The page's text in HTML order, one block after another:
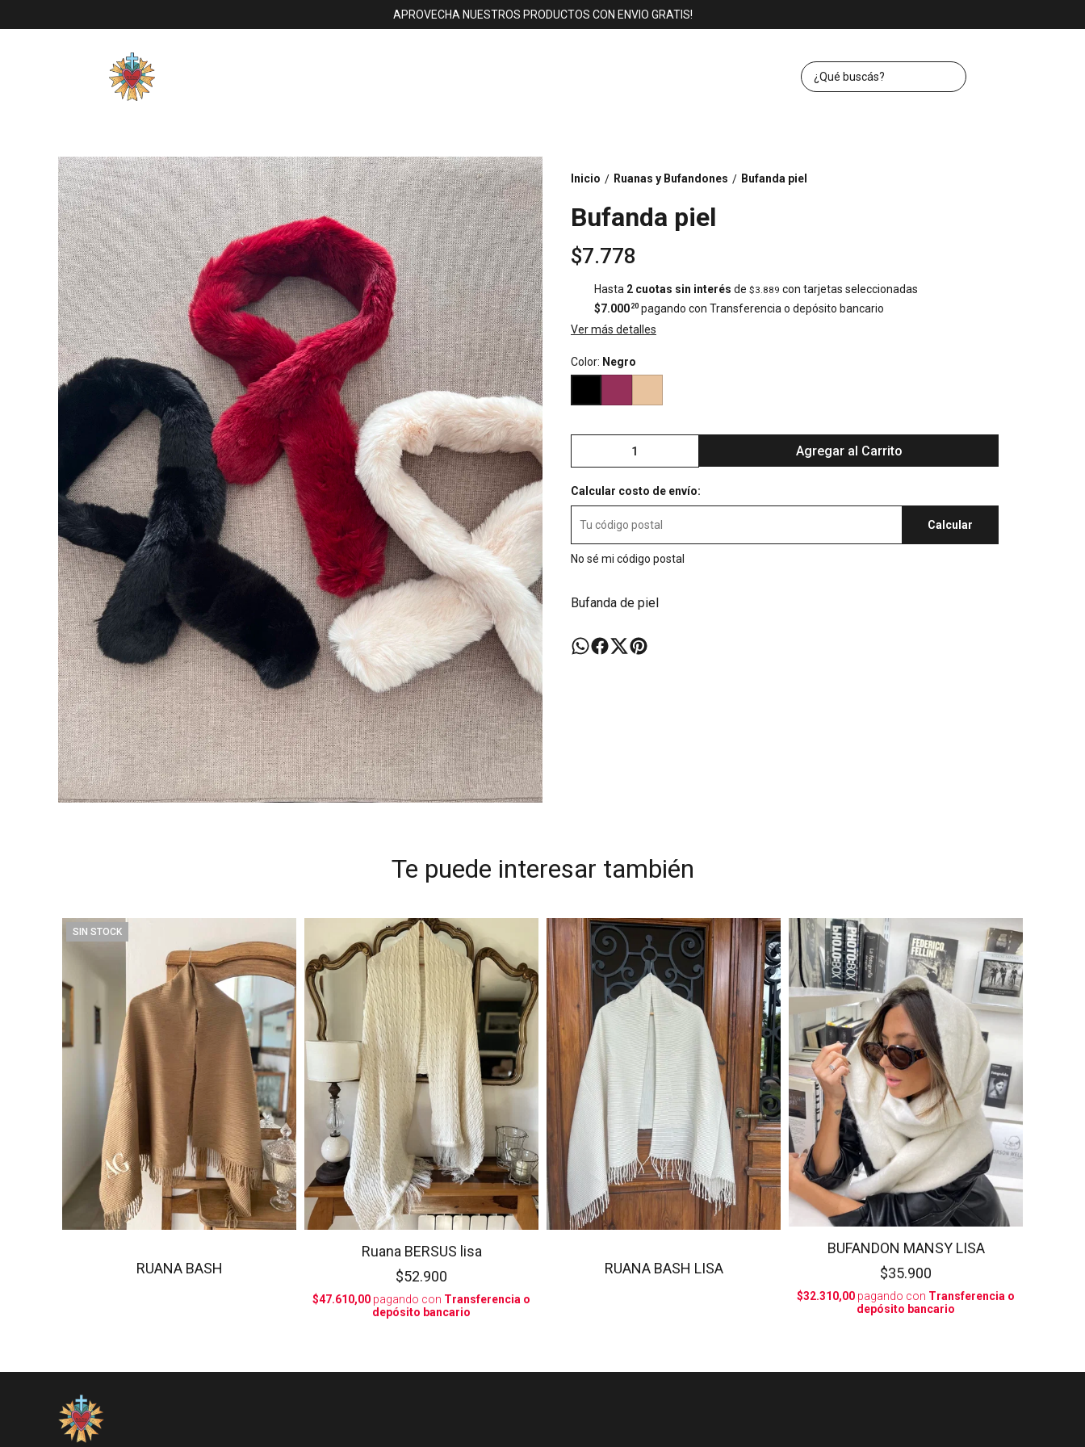
APROVECHA NUESTROS PRODUCTOS CON ENVIO GRATIS!
Inicio / Ruanas y Bufandones / Bufanda piel
Bufanda piel
$7.778
Hasta 2 cuotas sin interés de $3.889 con tarjetas seleccionadas
$7.000 20 pagando con Transferencia o depósito bancario
Ver más detalles
Color: Negro
Agregar al Carrito
Calcular costo de envío:
Calcular
No sé mi código postal
Bufanda de piel
Te puede interesar también
SIN STOCK
RUANA BASH
Ruana BERSUS lisa
$52.900
$47.610,00 pagando con Transferencia o
depósito bancario
RUANA BASH LISA
BUFANDON MANSY LISA
$35.900
$32.310,00 pagando con Transferencia o
depósito bancario